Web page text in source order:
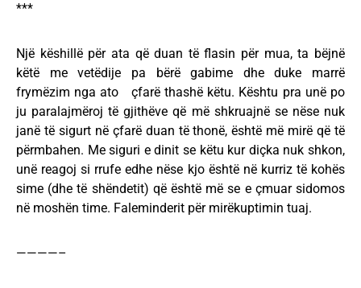
***
Një këshillë për ata që duan të flasin për mua, ta bëjnë
këtë me vetëdije pa bërë gabime dhe duke marrë
frymëzim nga ato çfarë thashë këtu. Kështu pra unë po
ju paralajmëroj të gjithëve që më shkruajnë se nëse nuk
janë të sigurt në çfarë duan të thonë, është më mirë që të
përmbahen. Me siguri e dinit se këtu kur diçka nuk shkon,
unë reagoj si rrufe edhe nëse kjo është në kurriz të kohës
sime (dhe të shëndetit) që është më se e çmuar sidomos
në moshën time. Faleminderit për mirëkuptimin tuaj.
————–